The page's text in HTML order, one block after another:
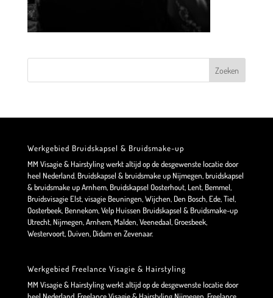
Werkgebied Bruidskapsel & Bruidsmake-up
MM Visagie & Hairstyling werkt altijd op de desgewenste locatie door
heel Nederland. Bruidskapsel & bruidsmake up Nijmegen, bruidskapsel
& bruidsmake up Arnhem, Bruidskapsel Oosterhout, Lent, Bemmel,
Bruidsvisagie Elst, visagie Beuningen, Wijchen, Den Bosch, Ede, Tiel,
Oosterbeek, Bennekom, Velp Huissen Bruidskapsel & Bruidsmake-up
Utrecht, Nijmegen, Arnhem, Malden, Veenedaal, Groesbeek,
Westervoort, Duiven, Didam en Zevenaar.
Werkgebied Freelance Visagie & Hairstyling
MM Visagie & Hairstyling werkt altijd op de desgewenste locatie door